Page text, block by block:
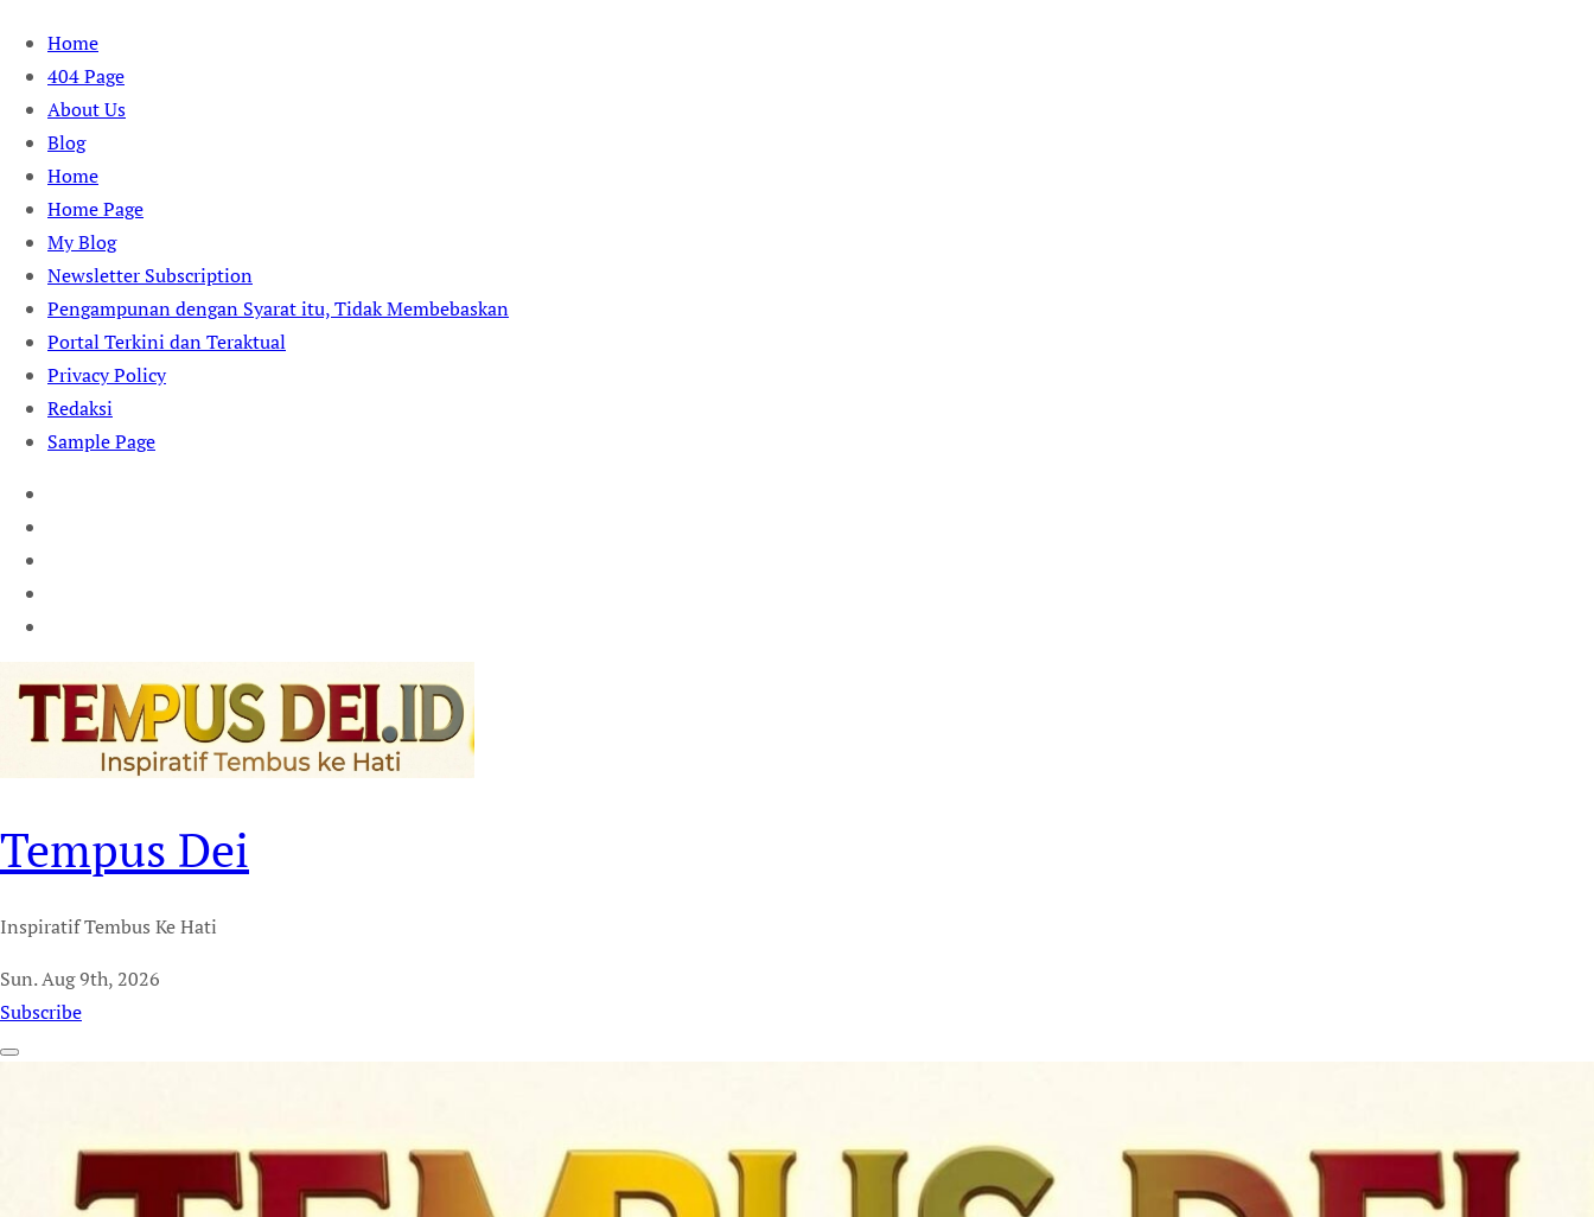
Skip
content
Home
404 Page
About Us
Blog
Home
Home Page
My Blog
Newsletter Subscription
Pengampunan dengan Syarat itu, Tidak Membebaskan
Portal Terkini dan Teraktual
Privacy Policy
Redaksi
Sample Page
Tempus Dei
Inspiratif Tembus Ke Hati
Sun. Aug 9th, 2026
Subscribe